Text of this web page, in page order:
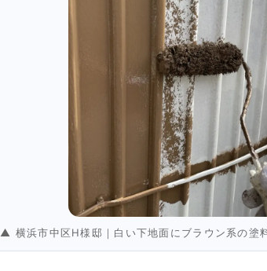
▲ 横浜市中区H様邸｜白い下地面にブラウン系の塗